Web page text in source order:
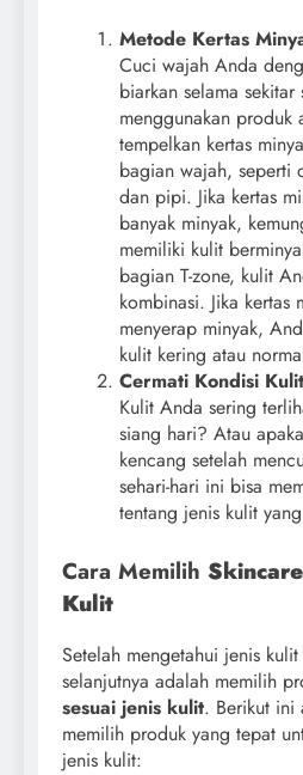
Metode Kertas
Cuci wajah Anda
biarkan selama sekitar
menggunakan produk
tempelkan kertas
bagian wajah, seperti
dan pipi. Jika kertas
banyak minyak,
memiliki kulit
bagian T-zone, kulit
kombinasi. Jika kertas
menyerap minyak,
kulit kering atau
Cermati Kondisi
Kulit Anda sering
siang hari? Atau
kencang setelah
sehari-hari ini bisa
tentang jenis kulit
Cara Memilih
Kulit
Setelah mengetahui jenis
selanjutnya adalah memilih
sesuai jenis kulit. Berikut ini
memilih produk yang tepat
jenis kulit: